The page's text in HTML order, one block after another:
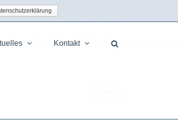
Kontakt
QjGong Gemeinde Kurverwaltung Bad Feilnbach